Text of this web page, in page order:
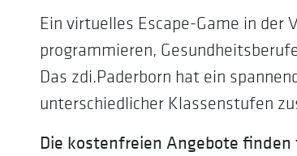
Ein virtuelles Escape-Game in der
programmieren,
Das zdi.Paderborn hat ein
unterschiedlicher Klassenstufen
Die kostenfreien Angebote